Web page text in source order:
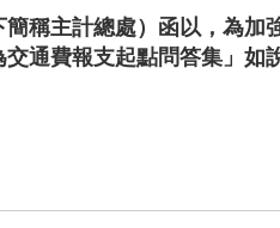
稱主計總處）函以，為
通費報支起點問答集」如